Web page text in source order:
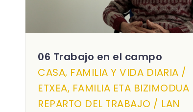
06 Trabajo en el campo
CASA, FAMILIA Y VIDA DIARIA /
ETXEA, FAMILIA ETA BIZIMODUA
REPARTO DEL TRABAJO / LAN